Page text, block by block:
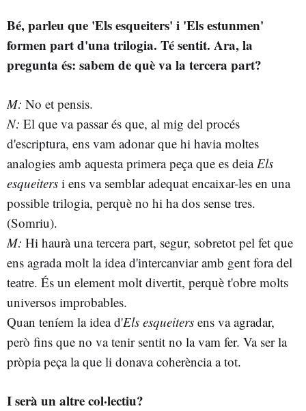
Bé, parleu que 'Els esqueiters' i 'Els estunmen'
formen part d'una trilogia. Té sentit. Ara, la
pregunta és: sabem de què va la tercera part?
M: No et pensis.
N: El que va passar és que, al mig del procés
d'escriptura, ens vam adonar que hi havia moltes
analogies amb aquesta primera peça que es deiaEls
esqueiters i ens va semblar adequat encaixar-les en una
possible trilogia, perquè no hi ha dos sense tres.
(Somriu).
M: Hi haurà una tercera part, segur, sobretot pel fet que
ens agrada molt la idea d'intercanviar amb gent fora del
teatre. És un element molt divertit, perquè t'obre molts
universos improbables.
Quan teníem la idea d'Els esqueiters ens va agradar,
però fins que no va tenir sentit no la vam fer. Va ser la
pròpia peça la que li donava coherència a tot.
I serà un altre col·lectiu?